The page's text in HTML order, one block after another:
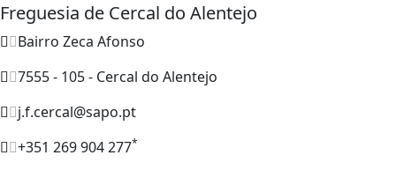
Freguesia de Cercal do Alentejo
Bairro Zeca Afonso
7555 - 105 - Cercal do Alentejo
j.f.cercal@sapo.pt
+351 269 904 277*